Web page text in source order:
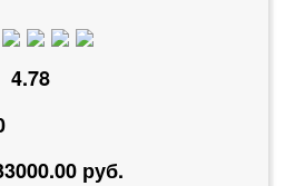
4.78
руб.